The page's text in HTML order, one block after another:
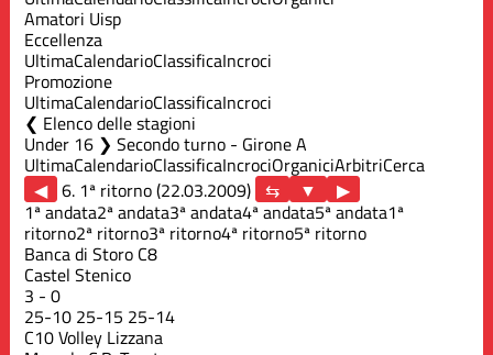
Amatori Uisp
Eccellenza
UltimaCalendarioClassificaIncroci
Promozione
UltimaCalendarioClassificaIncroci
Elenco delle stagioni
Under 16 ❯ Secondo turno - Girone A
UltimaCalendarioClassificaIncrociOrganiciArbitriCerca
◀ 6. 1ª ritorno (22.03.2009)
▶
1ª andata2ª andata3ª andata4ª andata5ª andata1ª
ritorno2ª ritorno3ª ritorno4ª ritorno5ª ritorno
Banca di Storo C8
Castel Stenico
3 -0
25-10 25-15 25-14
C10 Volley Lizzana